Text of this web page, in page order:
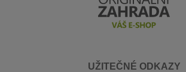
UŽITEČNÉ ODKAZY